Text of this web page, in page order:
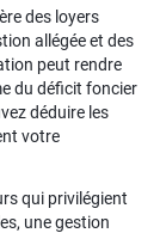
des loyers
allégée et des
peut rendre
du déficit foncier
déduire les
votre
qui privilégient
une gestion